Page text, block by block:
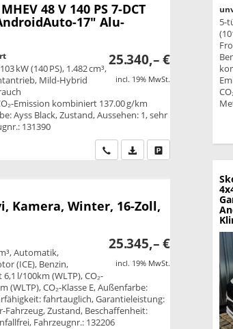
48 V 140 PS 7-DCT
17" Alu-
25.340,– €
incl. 19% MwSt.
kW (140 PS), 1.482 cm³,
Mild-Hybrid
Emission kombiniert 137.00 g/km
Ayss Black, Zustand, Aussehen: 1, sehr
131390
Wir rufen Sie an
PDF-Datei,
Kamera, Winter, 16-Zoll,
25.345,– €
incl. 19% MwSt.
Automatik,
(ICE), Benzin,
l/100km (WLTP), CO₂-
(WLTP), CO₂-Klasse E, Außenfarbe:
fahrtauglich, Garantieleistung:
Zustand, Beschaffenheit:
Fahrzeugnr.: 132206
5-